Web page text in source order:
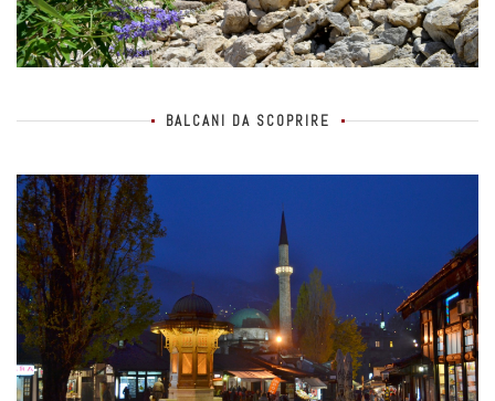
BALCANI DA SCOPRIRE